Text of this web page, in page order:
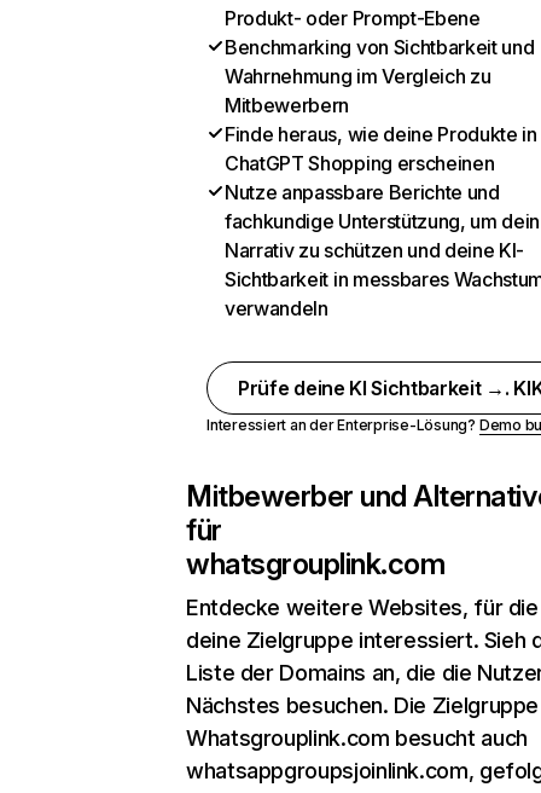
Produkt- oder Prompt-Ebene
Benchmarking von Sichtbarkeit und
Wahrnehmung im Vergleich zu
Mitbewerbern
Finde heraus, wie deine Produkte in
ChatGPT Shopping erscheinen
Nutze anpassbare Berichte und
fachkundige Unterstützung, um dein
Narrativ zu schützen und deine KI-
Sichtbarkeit in messbares
verwandeln
Prüfe deine KI Sichtbarkeit →.
Interessiert an der Enterprise-Lösung? Demo
Mitbewerber und
für
whatsgrouplink.com
Entdecke weitere Websites, für
deine Zielgruppe interessiert. Sieh
Liste der Domains an, die die
Nächstes besuchen. Die
Whatsgrouplink.com besucht auch
whatsappgroupsjoinlink.com,